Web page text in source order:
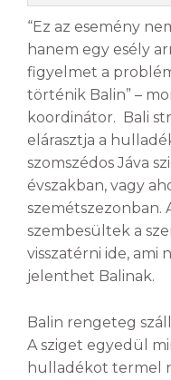
“Ez az esemény
hanem egy esély
figyelmet a
történik Balin” –
koordinátor. Bali
elárasztja a
szomszédos Jáva
évszakban, vagy
szemétszezonban.
szembesültek a
visszatérni ide, ami
jelenthet Balinak.
Balin rengeteg
A sziget egyedül
hulladékot termel